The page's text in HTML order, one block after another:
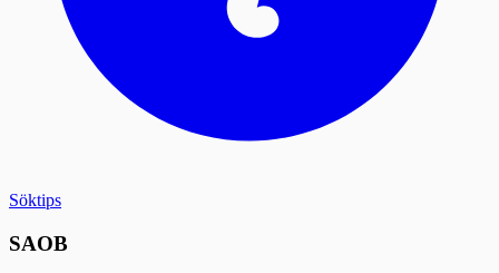
Söktips
SAOB